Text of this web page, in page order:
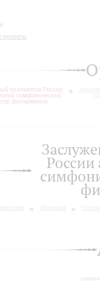
проекты
коллектив России
симфонический
филармонии
История